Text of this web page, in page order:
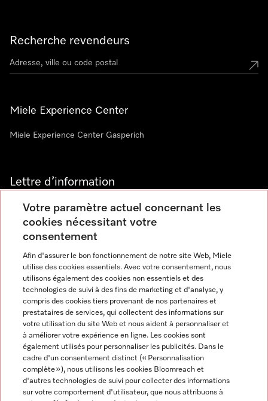
Recherche revendeurs
Miele Experience Center
Miele Experience Center Gasperich
Lettre d’information
Langue
FRANCAIS
Miele sur Instagram
Miele sur Youtube
Votre paramètre actuel concernant les
cookies nécessitant votre
consentement
Afin d'assurer le bon fonctionnement de notre site Web, Miele
utilise des cookies essentiels. Avec votre consentement, nous
utilisons également des cookies non essentiels et des
technologies de suivi à des fins de marketing et d'analyse, y
compris des cookies tiers provenant de nos partenaires et
prestataires de services, qui collectent des informations sur
votre utilisation du site Web et nous aident à personnaliser et
à améliorer votre expérience en ligne. Les cookies sont
également utilisés pour personnaliser les publicités. Dans le
cadre d'un consentement distinct (« Personnalisation
complète »), nous utilisons les cookies Bloomreach et
d'autres technologies de suivi pour collecter des informations
sur votre comportement d'utilisateur, que nous attribuons à